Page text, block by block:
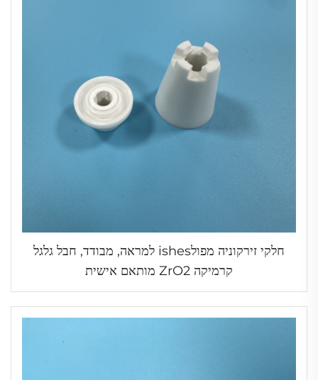
חלקי זירקוניה מפולishes למראה, מבודד, חבל גלגל
קרמיקה ZrO2 מותאם אישית